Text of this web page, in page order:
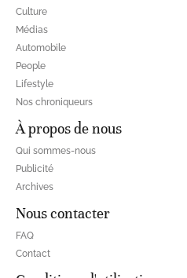
Culture
Médias
Automobile
People
Lifestyle
Nos chroniqueurs
À propos de nous
Qui sommes-nous
Publicité
Archives
Nous contacter
FAQ
Contact